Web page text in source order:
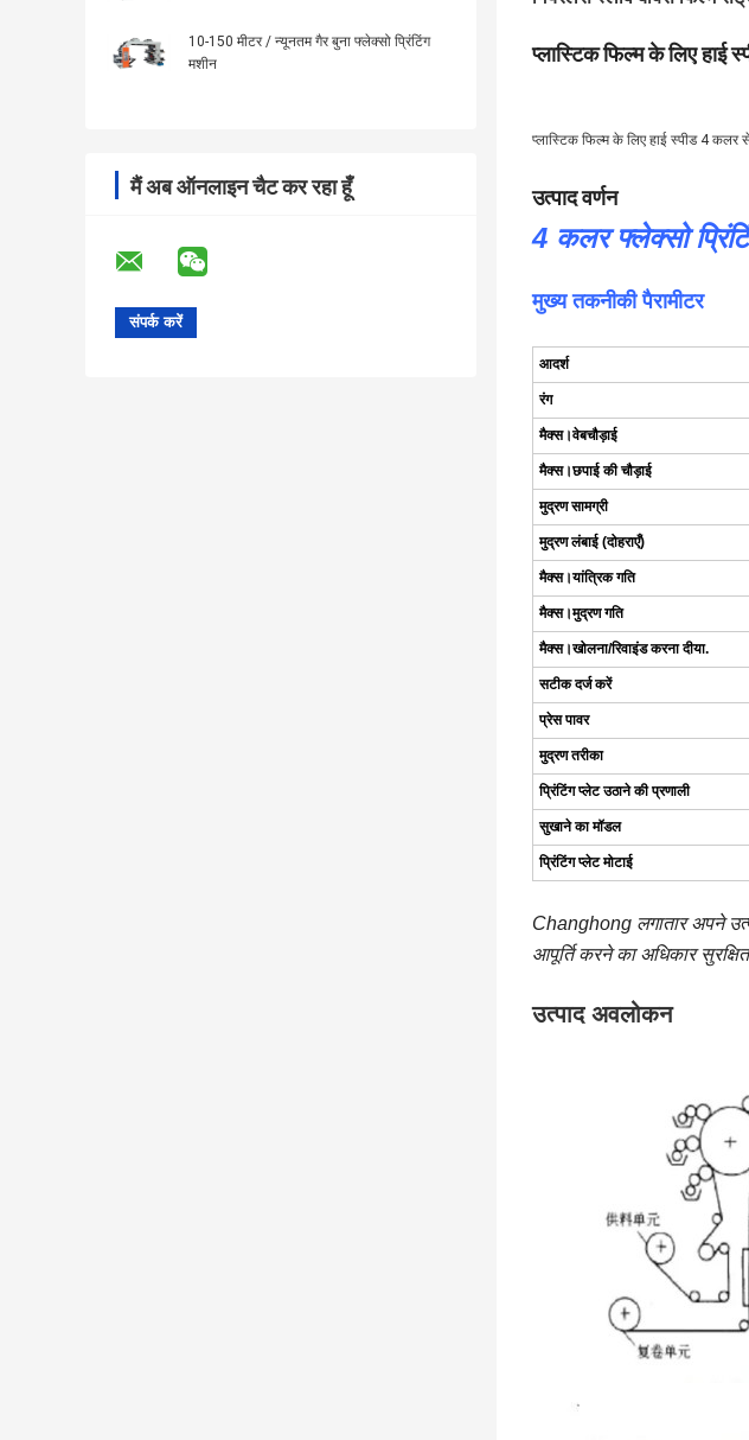
10-150 मीटर / न्यूनतम गैर बुना फ्लेक्सो प्रिंटिंग
मशीन
मैं अब ऑनलाइन चैट कर रहा हूँ
प्लास्टिक फिल्म के लिए हाई
प्लास्टिक फिल्म के लिए हाई स्पीड 4 कलर
उत्पाद वर्णन
4 कलर फ्लेक्सो
मुख्य तकनीकी पैरामीटर
आदर्श
रंग
मैक्स।वेबचौड़ाई
मैक्स।छपाई की चौड़ाई
मुद्रण सामग्री
मुद्रण लंबाई (दोहराएँ)
मैक्स।यांत्रिक गति
मैक्स।मुद्रण गति
मैक्स।खोलना/रिवाइंड करना दीया.
सटीक दर्ज करें
प्रेस पावर
मुद्रण तरीका
प्रिंटिंग प्लेट उठाने की प्रणाली
सुखाने का मॉडल
प्रिंटिंग प्लेट मोटाई
Changhong लगातार अपने
आपूर्ति करने का अधिकार
उत्पाद अवलोकन